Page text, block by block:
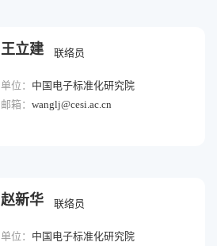
王立建 联络员
单位： 中国电子标准化研究院
邮箱： wanglj@cesi.ac.cn
赵新华 联络员
单位： 中国电子标准化研究院